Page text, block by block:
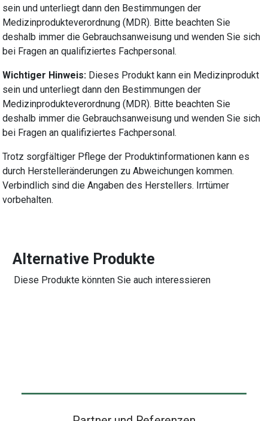
sein und unterliegt dann den Bestimmungen der
Medizinprodukteverordnung (MDR). Bitte beachten Sie
deshalb immer die Gebrauchsanweisung und wenden Sie sich
bei Fragen an qualifiziertes Fachpersonal.
Wichtiger Hinweis: Dieses Produkt kann ein Medizinprodukt
sein und unterliegt dann den Bestimmungen der
Medizinprodukteverordnung (MDR). Bitte beachten Sie
deshalb immer die Gebrauchsanweisung und wenden Sie sich
bei Fragen an qualifiziertes Fachpersonal.
Trotz sorgfältiger Pflege der Produktinformationen kann es
durch Herstelleränderungen zu Abweichungen kommen.
Verbindlich sind die Angaben des Herstellers. Irrtümer
vorbehalten.
Alternative Produkte
Diese Produkte könnten Sie auch interessieren